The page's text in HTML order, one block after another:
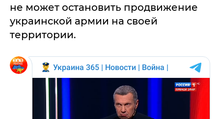
не может остановить продвижение
украинской армии на своей
территории.